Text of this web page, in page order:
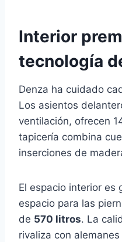
Interior
tecnología
Denza ha cuidado
Los asientos
ventilación, ofrecen
tapicería combina
inserciones de
El espacio interior es
espacio para las
de 570 litros. La
rivaliza con